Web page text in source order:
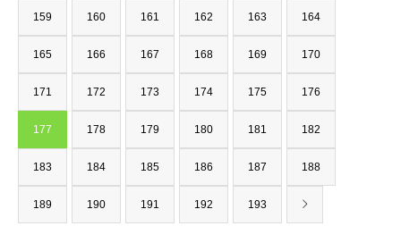
159 160 161 162 163 164
165 166 167 168 169 170
171 172 173 174 175 176
177 178 179 180 181 182
183 184 185 186 187 188
189 190 191 192 193